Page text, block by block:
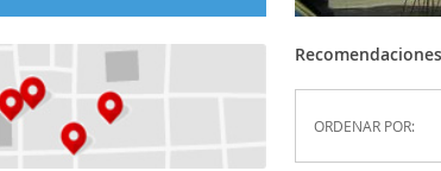
ORDENAR POR: